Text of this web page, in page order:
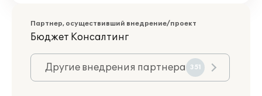
Партнер, осуществивший внедрение/проект
Бюджет Консалтинг
Другие внедрения партнера 351